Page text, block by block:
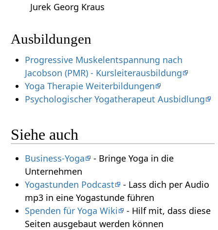
Jurek Georg Kraus
Ausbildungen
Progressive Muskelentspannung nach
Jacobson (PMR) - Kursleiterausbildung
Yoga Therapie Weiterbildungen
Psychologischer Yogatherapeut Ausbidlung
Siehe auch
Business-Yoga
- Bringe Yoga in die
Unternehmen
Yogastunden Podcast
- Lass dich per Audio
mp3 in eine Yogastunde führen
Spenden für Yoga Wiki
- Hilf mit, dass diese
Seiten ausgebaut werden können